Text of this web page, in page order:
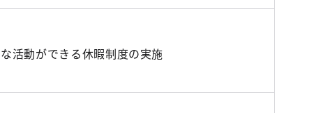
活動ができる休暇制度の実施